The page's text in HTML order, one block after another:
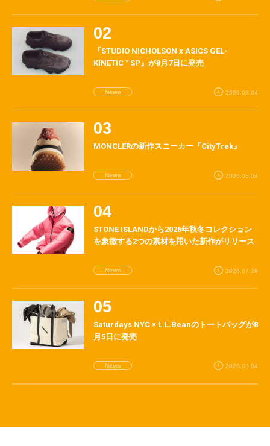
『STUDIO NICHOLSON x ASICS GEL-
KINETIC™ SP』が8月7日に発売
News 2026.08.04
MONCLERの新作スニーカー『CityTrek』
News 2026.08.04
STONE ISLANDから2026年秋冬コレクション
を象徴する2つの素材を用いた新作がリリース
News 2026.07.29
Saturdays NYC × L.L.Beanのトートバッグが8
月5日に発売
News 2026.08.04